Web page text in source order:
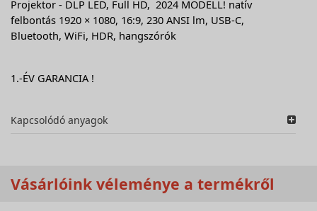
Projektor - DLP LED, Full HD, 2024 MODELL! natív
felbontás 1920 × 1080, 16:9, 230 ANSI lm, USB-C,
Bluetooth, WiFi, HDR, hangszórók
1.-ÉV GARANCIA !
Kapcsolódó anyagok
Vásárlóink véleménye a termékről